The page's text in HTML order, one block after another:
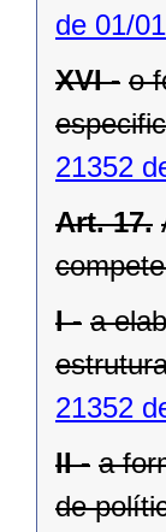
de 01/
XVI - o
21352
Art. 17.
I - a
21352
II - a
de